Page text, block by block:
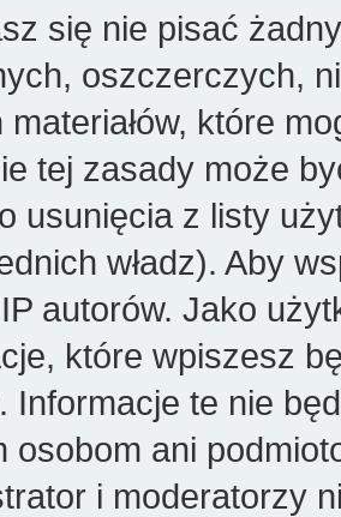
się nie pisać
oszczerczych,
materiałów, które
tej zasady może
usunięcia z listy
władz). Aby
autorów. Jako
które wpiszesz
Informacje te nie
osobom ani
i moderatorzy